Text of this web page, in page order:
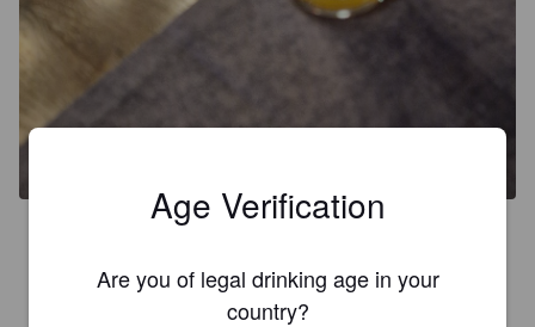
Vltavan talon vehnäolut.
Age Verification
Are you of legal drinking age in your
country?